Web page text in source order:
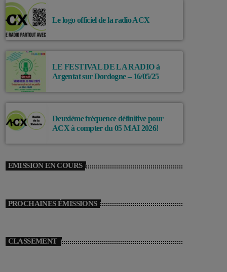
Le logo officiel de la radio ACX
LE FESTIVAL DE LA RADIO à
Argentat sur Dordogne – 16/05/25
Deuxième fréquence définitive pour
ACX à compter du 05 MAI 2026!
EMISSION EN COURS
PROCHAINES ÉMISSIONS
CLASSEMENT